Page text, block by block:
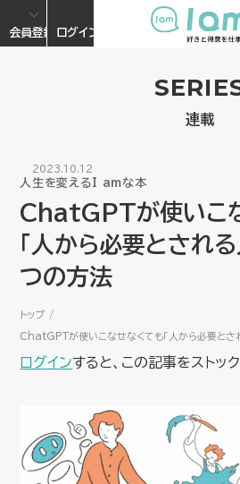
会員登録 ログイン
連載
2023.10.12
人生を変えるI amな本
ChatGPTが使いこ
「人から必要とされる
つの方法
トップ
ChatGPTが使いこなせなくても「人から必要とさ
ログインすると、この記事をストッ